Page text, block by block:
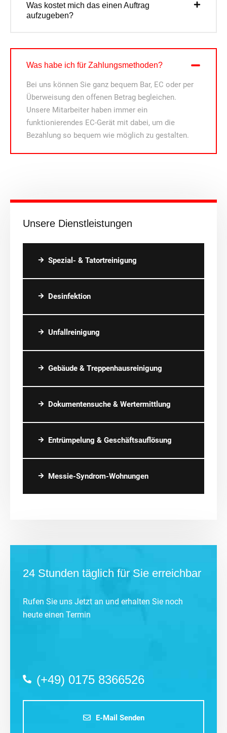
Unsere Dienstleistungen
Spezial- & Tatortreinigung
Desinfektion
Unfallreinigung
Gebäude & Treppenhausreinigung
Dokumentensuche & Wertermittlung
Entrümpelung & Geschäftsauflösung
Messie-Syndrom-Wohnungen
24 Stunden täglich für Sie erreichbar
Rufen Sie uns Jetzt an und erhalten Sie noch
heute einen Termin
(+49) 0175 8366526
E-Mail Senden
Was kostet mich das einen Auftrag
aufzugeben?
Was habe ich für Zahlungsmethoden?
Bei uns können Sie ganz bequem Bar, EC oder per
Überweisung den offenen Betrag begleichen.
Unsere Mitarbeiter haben immer ein
funktionierendes EC-Gerät mit dabei, um die
Bezahlung so bequem wie möglich zu gestalten.